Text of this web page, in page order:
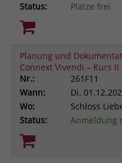
Status:
Plätze frei
Planung und
Connext Vivendi – Kurs II
Nr.:
261F11
Wann:
Di.
Wo:
Schloss
Status:
Anmeldung